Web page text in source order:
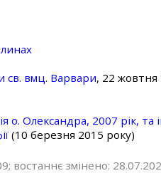
св. вмц. Варвари, 22 жовтня
о. Олександра, 2007 рік, та
(10 березня 2015 року)
востаннє змінено: